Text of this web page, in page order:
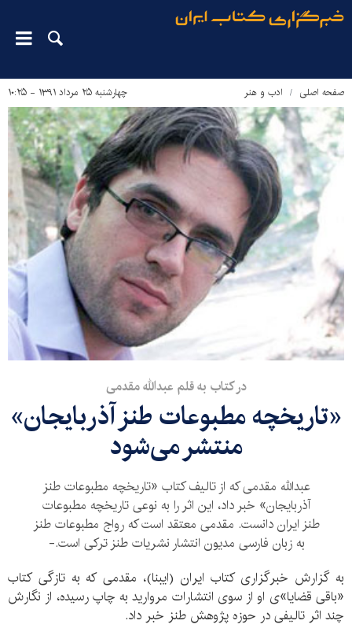
صفحه اصلی ادب و هنر چهارشنبه ۲۵ مرداد ۱۳۹۱ - ۱۰:۲۵
در کتاب به قلم عبدالله مقدمی
«تاریخچه مطبوعات طنز آذربایجان»
منتشر می‌شود
عبدالله مقدمی که از تالیف کتاب «تاریخچه مطبوعات طنز
آذربایجان» خبر داد، این اثر را به نوعی تاریخچه مطبوعات
طنز ایران دانست. مقدمی معتقد است که رواج مطبوعات طنز
به زبان فارسی مدیون انتشار نشریات طنز ترکی است.-
به گزارش خبرگزاری کتاب ایران (ایبنا)، مقدمی که به تازگی کتاب
«باقی قضایا»ی او از سوی انتشارات مروارید به چاپ رسیده، از نگارش
چند اثر تالیفی در حوزه پژوهش طنز خبر داد.